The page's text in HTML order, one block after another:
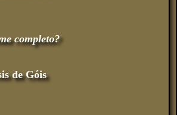
completo?
de Góis